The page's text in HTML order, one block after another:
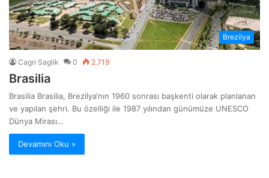
Brezilya
Cagri Saglik 0 2.719
Brasilia
Brasilia Brasilia, Brezilya‘nın 1960 sonrası başkenti olarak planlanan
ve yapılan şehri. Bu özelliği ile 1987 yılından günümüze UNESCO
Dünya Mirası…
Devamını Oku »